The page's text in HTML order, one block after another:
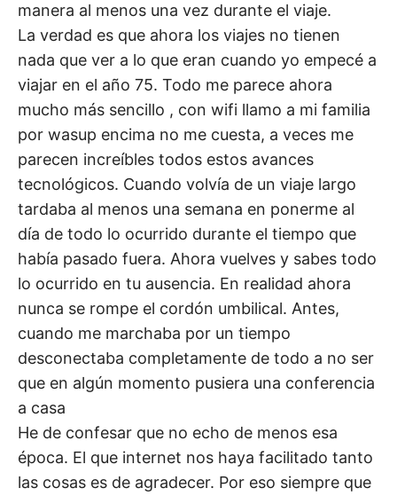
manera al menos una vez durante el viaje.
La verdad es que ahora los viajes no tienen
nada que ver a lo que eran cuando yo empecé a
viajar en el año 75. Todo me parece ahora
mucho más sencillo , con wifi llamo a mi familia
por wasup encima no me cuesta, a veces me
parecen increíbles todos estos avances
tecnológicos. Cuando volvía de un viaje largo
tardaba al menos una semana en ponerme al
día de todo lo ocurrido durante el tiempo que
había pasado fuera. Ahora vuelves y sabes todo
lo ocurrido en tu ausencia. En realidad ahora
nunca se rompe el cordón umbilical. Antes,
cuando me marchaba por un tiempo
desconectaba completamente de todo a no ser
que en algún momento pusiera una conferencia
a casa
He de confesar que no echo de menos esa
época. El que internet nos haya facilitado tanto
las cosas es de agradecer. Por eso siempre que